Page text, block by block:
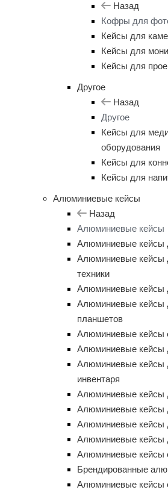
Назад
Кофры для
Кейсы для
Кейсы для
Кейсы для
Другое
Назад
Другое
Кейсы для
оборудования
Кейсы для
Кейсы для
Алюминиевые кейсы
Назад
Алюминиевые кейсы
Алюминиевые кейсы
Алюминиевые кейсы
техники
Алюминиевые кейсы
Алюминиевые кейсы
планшетов
Алюминиевые кейсы
Алюминиевые кейсы
Алюминиевые кейсы
инвентаря
Алюминиевые кейсы
Алюминиевые кейсы
Алюминиевые кейсы
Алюминиевые кейсы
Алюминиевые кейсы
Брендированные
Алюминиевые кейсы